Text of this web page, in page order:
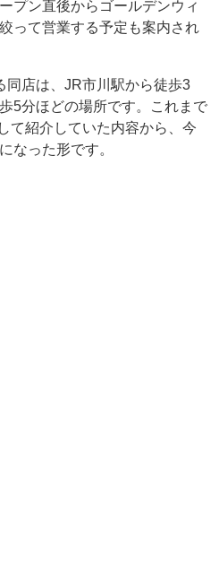
プン直後からゴールデンウィ
って営業する予定も案内され
同店は、JR市川駅から徒歩3
5分ほどの場所です。これまで
て紹介していた内容から、今
なった形です。